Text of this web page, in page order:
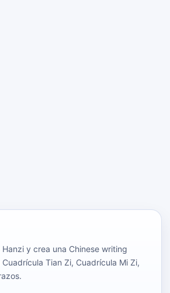
y crea una Chinese writing
Tian Zi, Cuadrícula Mi Zi,